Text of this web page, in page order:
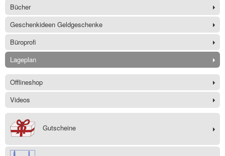
Bücher
Geschenkideen Geldgeschenke
Büroprofi
Lageplan
Offlineshop
Videos
Gutscheine